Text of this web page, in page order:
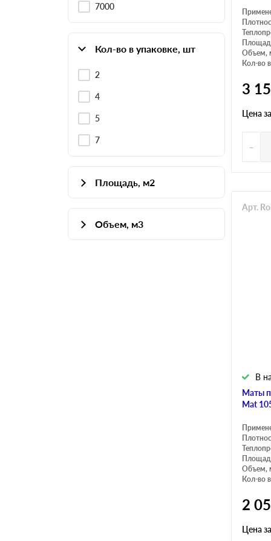
7000
Кол-во в упаковке, шт
2
4
5
7
Площадь, м2
4
Объем, м3
Объем,
Кол-во
3
Цена за
-
Маты
Mat
В
Арт.
Объем,
Кол-во
2
Цена за